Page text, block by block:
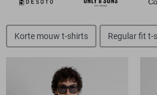
Korte mouw t-shirts Regular fit t-